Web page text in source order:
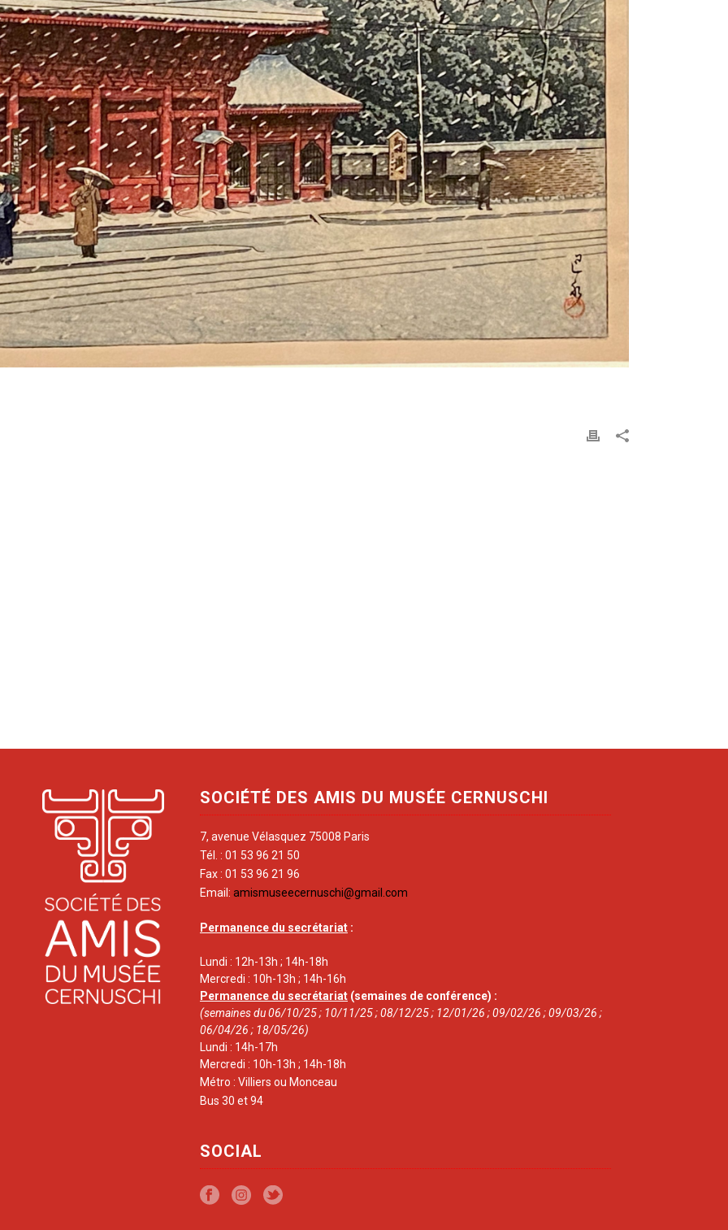
SOCIÉTÉ DES AMIS DU MUSÉE CERNUSCHI
7, avenue Vélasquez 75008 Paris
Tél. : 01 53 96 21 50
Fax : 01 53 96 21 96
Email: amismuseecernuschi@gmail.com
Permanence du secrétariat :
Lundi : 12h-13h ; 14h-18h
Mercredi : 10h-13h ; 14h-16h
Permanence du secrétariat (semaines de conférence) :
(semaines du 06/10/25 ; 10/11/25 ; 08/12/25 ; 12/01/26 ; 09/02/26 ; 09/03/26 ;
06/04/26 ; 18/05/26)
Lundi : 14h-17h
Mercredi : 10h-13h ; 14h-18h
Métro : Villiers ou Monceau
Bus 30 et 94
SOCIAL